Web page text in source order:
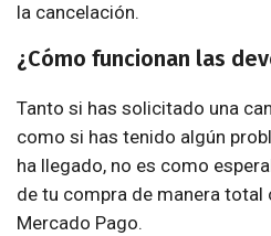
la cancelación.
¿Cómo funcionan las
Tanto si has solicitado una
como si has tenido algún
ha llegado, no es como
de tu compra de manera total
Mercado Pago.